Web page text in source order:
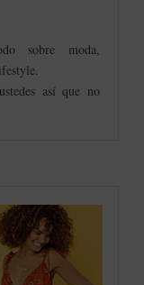
sobre moda,
así que no